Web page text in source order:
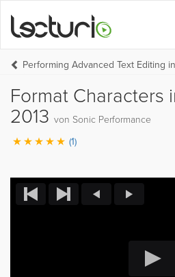
Performing Advanced Text Editing
Format Characters
2013 von Sonic Performance
(1)